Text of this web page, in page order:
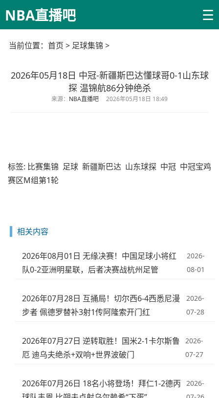
NBA直播吧 ☰
当前位置： 首页 > 足球集锦 >
2026年05月18日 中冠-新疆斯巴达懂球哥0-1山东球
探 温锦航86分钟绝杀
来源： NBA直播吧 2026年05月18日 18:49
标签: 比赛集锦 足球 新疆斯巴达 山东球探 中冠 中冠宝鸡
赛区M组第1轮
相关内容
2026年08月01日 无缘决赛！中国足球小将红
队0-2亚洲明星联，后者决赛战杭州足管
2026-
08-01
2026年07月28日 互捅局！切尔西6-4西悉尼漫
步者 佩德罗替补3射1传阿隆索开门红
2026-
07-28
2026年07月27日 逆转取胜！国米2-1卡尔斯鲁
厄 迪乌夫绝杀+双响+世界波破门
2026-
07-27
2026年07月26日 18名小将登场！拜仁1-2德丙
2026-